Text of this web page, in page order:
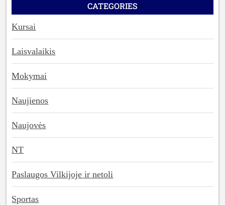
CATEGORIES
Kursai
Laisvalaikis
Mokymai
Naujienos
Naujovės
NT
Paslaugos Vilkijoje ir netoli
Sportas